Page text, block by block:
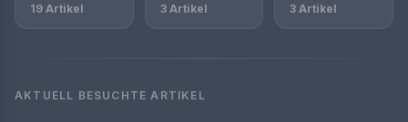
19 Artikel 3 Artikel 3 Artikel
AKTUELL BESUCHTE ARTIKEL